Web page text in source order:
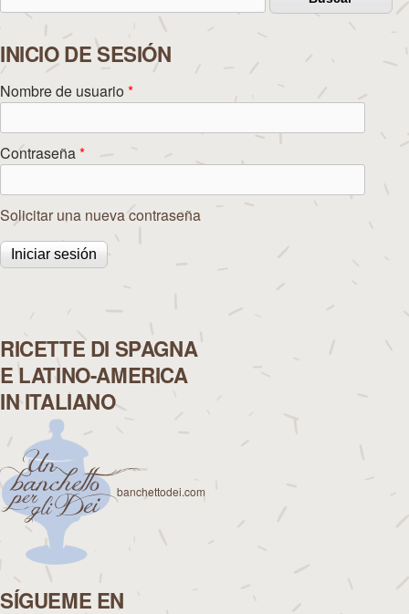
INICIO DE SESIÓN
Nombre de usuario *
Contraseña*
Solicitar una nueva contraseña
RICETTE DI SPAGNA
E LATINO-AMERICA
IN ITALIANO
banchettodei.com
SÍGUEME EN